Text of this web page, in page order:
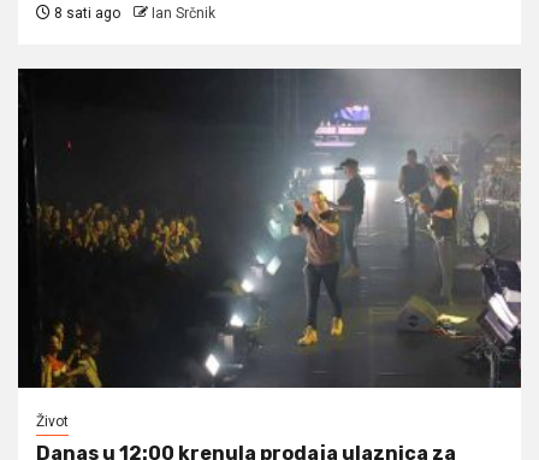
8 sati ago Ian Srčnik
Život
Danas u 12:00 krenula prodaja ulaznica za